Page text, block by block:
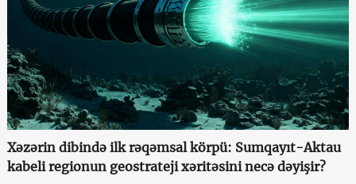
Xəzərin dibində ilk rəqəmsal körpü: Sumqayıt-Aktau
kabeli regionun geostrateji xəritəsini necə dəyişir?